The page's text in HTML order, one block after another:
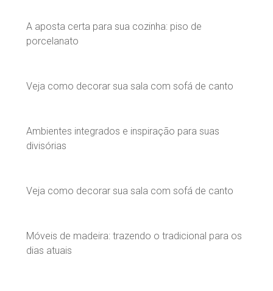
A aposta certa para sua cozinha: piso de
porcelanato
Veja como decorar sua sala com sofá de canto
Ambientes integrados e inspiração para suas
divisórias
Veja como decorar sua sala com sofá de canto
Móveis de madeira: trazendo o tradicional para os
dias atuais